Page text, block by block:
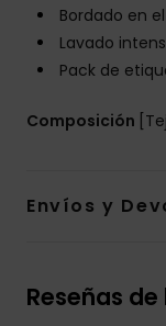
Bordado en
Lavado
Pack de
Composición
Envíos y
Reseñas